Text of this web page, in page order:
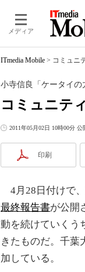
メディア
ITmedia Mobile > コミュニ
コミュニテ
小寺信良「ケータイの
2011年05月02日 10時00分 公
印刷
4月28日付けで
最終報告書が公開
動を続けていくう
きたものだ。千葉
加している。